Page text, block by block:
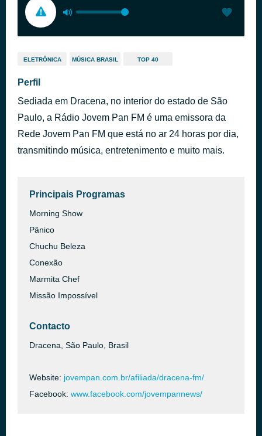
ELETRÔNICA MÚSICA BRASIL TOP 40
Perfil
Sediada em Dracena, no interior do estado de São
Paulo, a Rádio Jovem Pan FM é uma emissora da
Rede Jovem Pan FM que está no ar 24 horas por dia,
transmitindo música, entretenimento e muito mais.
Principais Programas
Morning Show
Pânico
Chuchu Beleza
Conexão
Marmita Chef
Missão Impossível
Contacto
Dracena, São Paulo, Brasil
Website: jovempan.com.br/afiliada/dracena-fm/
Facebook: www.facebook.com/jovempannews/